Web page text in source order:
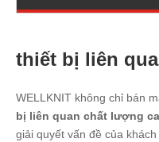
thiết bị liên
WELLKNIT không chỉ bán
bị liên quan chất lượng
giải quyết vấn đề của khách